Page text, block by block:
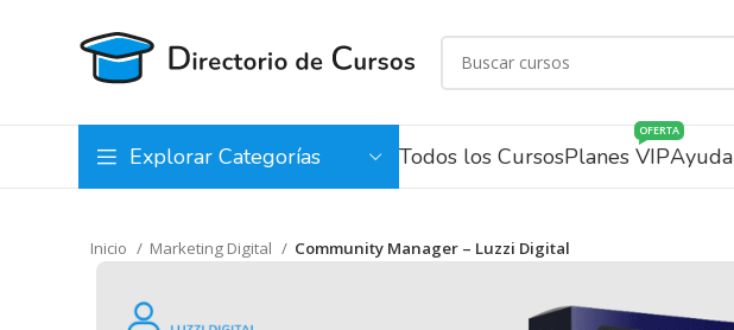
Explorar Categorías Todos los CursosPlanes VIP
OFERTA
Ayuda
Inicio Marketing Digital Community Manager – Luzzi Digital